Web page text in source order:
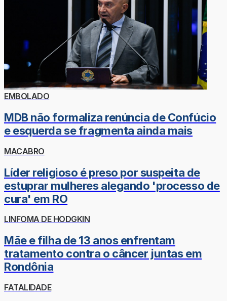
EMBOLADO
MDB não formaliza renúncia de Confúcio
e esquerda se fragmenta ainda mais
MACABRO
Líder religioso é preso por suspeita de
estuprar mulheres alegando 'processo de
cura' em RO
LINFOMA DE HODGKIN
Mãe e filha de 13 anos enfrentam
tratamento contra o câncer juntas em
Rondônia
FATALIDADE